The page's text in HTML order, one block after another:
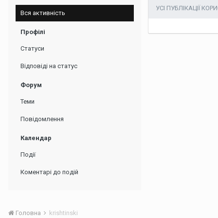
Вся активність
Профілі
Статуси
Відповіді на статус
Форум
Теми
Повідомлення
Календар
Події
Коментарі до подій
УСІ ПУБЛІКАЦІЇ
Головна krishtinski